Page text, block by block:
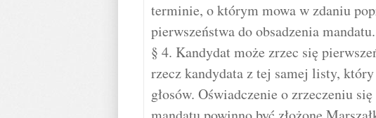
terminie, o którym mowa w zdaniu
pierwszeństwa do obsadzenia mandatu.
§ 4. Kandydat może zrzec się
rzecz kandydata z tej samej listy,
głosów. Oświadczenie o zrzeczeniu